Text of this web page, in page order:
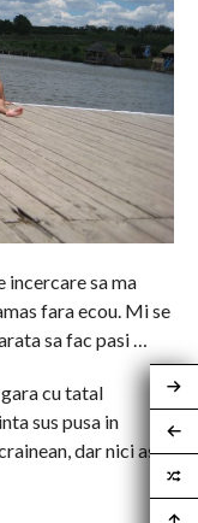
incercare sa ma
fara ecou. Mi se
sa fac pasi …
cu tatal
sus pusa in
dar nici asa